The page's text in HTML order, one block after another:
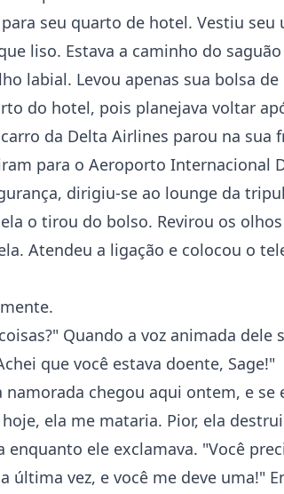
seu quarto de hotel. Vestiu seu
liso. Estava a caminho do
labial. Levou apenas sua bolsa
do hotel, pois planejava voltar
da Delta Airlines parou na sua
para o Aeroporto Internacional
dirigiu-se ao lounge da
o tirou do bolso. Revirou os
Atendeu a ligação e colocou o
Quando a voz animada dele
que você estava doente, Sage!"
chegou aqui ontem, e se
ela me mataria. Pior, ela
enquanto ele exclamava. "Você
última vez, e você me deve uma!"